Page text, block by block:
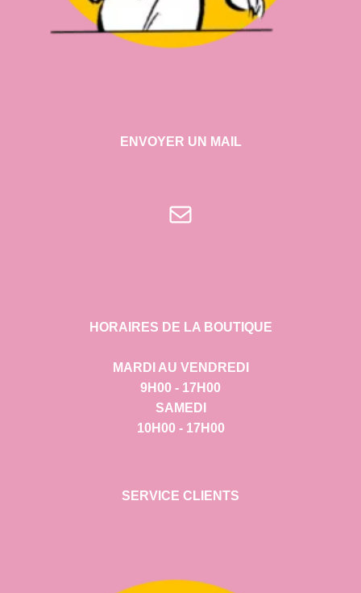
ENVOYER UN MAIL
E-mail
HORAIRES DE LA BOUTIQUE
MARDI AU VENDREDI
9H00 - 17H00
SAMEDI
10H00 - 17H00
SERVICE CLIENTS